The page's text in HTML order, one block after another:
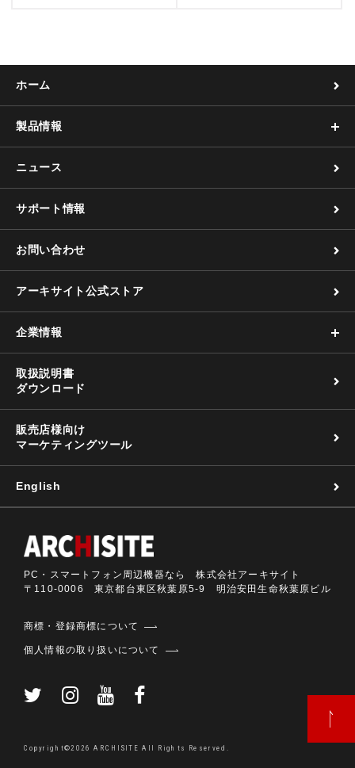
ホーム
製品情報
ニュース
サポート情報
お問い合わせ
アーキサイト公式ストア
企業情報
取扱説明書
ダウンロード
販売店様向け
マーケティングツール
English
PC・スマートフォン周辺機器なら 株式会社アーキサイト
〒110-0006 東京都台東区秋葉原5-9 明治安田生命秋葉原ビル
商標・登録商標について
個人情報の取り扱いについて
Copyright©2026 ARCHISITE All Rights Reserved.